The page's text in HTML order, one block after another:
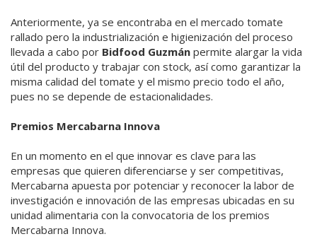
Anteriormente, ya se encontraba en el mercado tomate
rallado pero la industrialización e higienización del proceso
llevada a cabo por Bidfood Guzmán permite alargar la vida
útil del producto y trabajar con stock, así como garantizar la
misma calidad del tomate y el mismo precio todo el año,
pues no se depende de estacionalidades.
Premios Mercabarna Innova
En un momento en el que innovar es clave para las
empresas que quieren diferenciarse y ser competitivas,
Mercabarna apuesta por potenciar y reconocer la labor de
investigación e innovación de las empresas ubicadas en su
unidad alimentaria con la convocatoria de los premios
Mercabarna Innova.